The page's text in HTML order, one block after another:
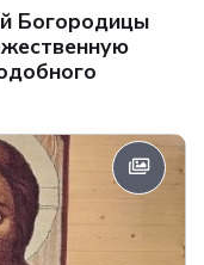
Богородицы